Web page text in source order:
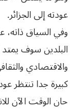
عودته إلى الجزائر.
وفي السياق ذاته،
البلدين سوف
والاقتصادي
كبيرة جدا تنتظر
حان الوقت الآن